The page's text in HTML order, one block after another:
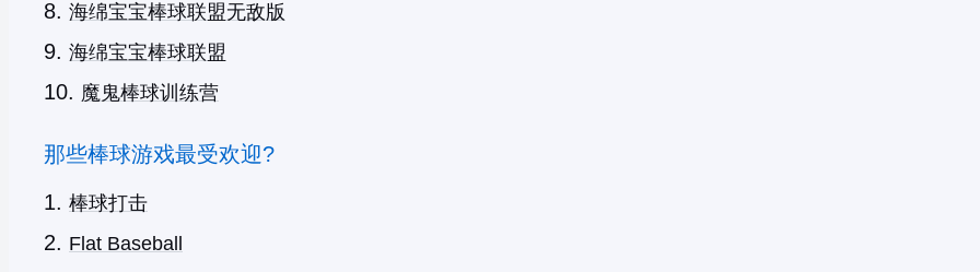
海绵宝宝棒球联盟无敌版
海绵宝宝棒球联盟
魔鬼棒球训练营
那些棒球游戏最受欢迎?
棒球打击
Flat Baseball